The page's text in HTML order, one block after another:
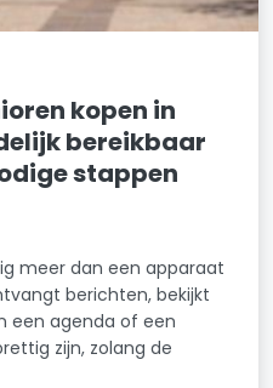
kopen in
bereikbaar
stappen
meer dan een apparaat
berichten, bekijkt
een agenda of een
zijn, zolang de